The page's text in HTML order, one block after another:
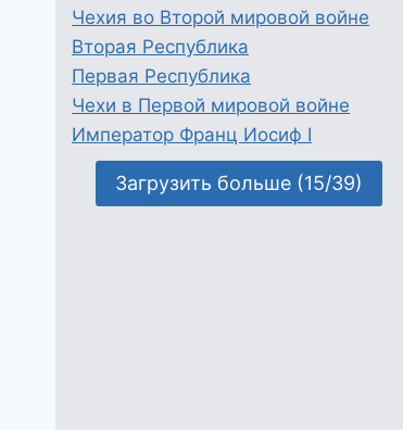
Чехия во Второй мировой войне
Вторая Республика
Первая Республика
Чехи в Первой мировой войне
Император Франц Иосиф I
Загрузить больше (15/39)